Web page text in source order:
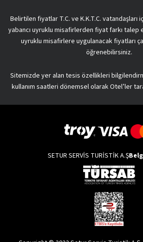
Belirtilen fiyatlar T.C. ve K.K.T.C.
yabancı uyruklu misafirlerden fiyat farkı talep
uyruklu misafirlere uygulanacak fiyatları
öğrenebilirsiniz.
Sitemizde yer alan tesis özellikleri
kullanım saatleri dönemsel olarak Otel’ler
SETUR SERVİS TURİSTİK A.Ş